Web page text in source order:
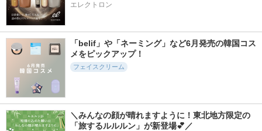
5.6
4299件
ーム
AESTURA
ラム
SHISEIDO
ンスミルク
エレクトロン
「belif」や「ネーミング」など6月発売の韓国コス
メをピックアップ！
フェイスクリーム
＼みんなの顔が晴れますように！東北地方限定の
「旅するルルルン」が新登場💕／